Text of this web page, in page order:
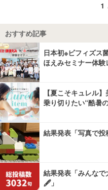
おすすめ記事
日本初※ビフィズス
ほえみセミナー体験
【夏こそキュレル
乗り切りたい“酷暑
結果発表「写真で投
結果発表「みんな
🖋️」